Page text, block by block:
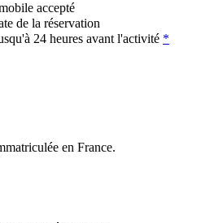
accepté
de la réservation
24 heures avant l'activité *
en France.